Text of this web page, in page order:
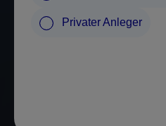
Privater Anleger